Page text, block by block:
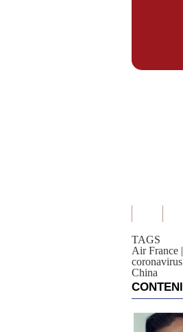
TAGS
Air France |
coronavirus
China